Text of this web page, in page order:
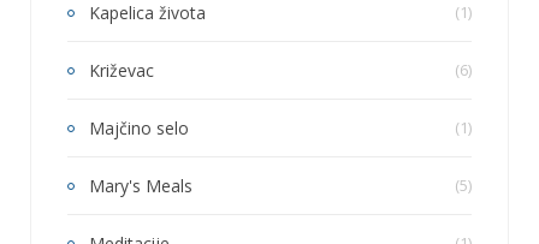
Kapelica života (1)
Križevac (6)
Majčino selo (1)
Mary's Meals (5)